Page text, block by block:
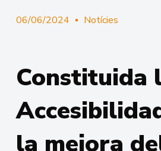
06/06/2024 Notícies
Constituida
la mejora